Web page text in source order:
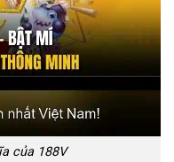
của 188V